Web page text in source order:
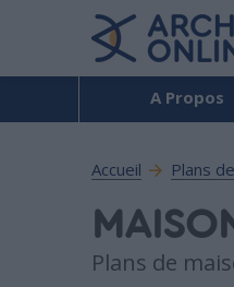
A Propos
Accueil Plans
Plans de